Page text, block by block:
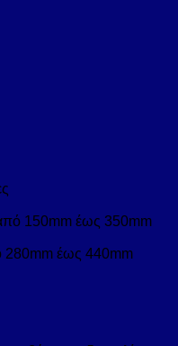
150mm έως 350mm
280mm έως 440mm